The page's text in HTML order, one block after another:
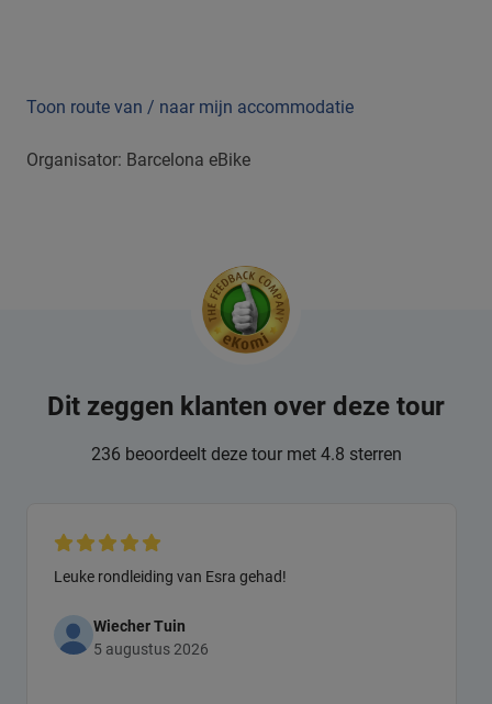
Toon route van / naar mijn accommodatie
Organisator: Barcelona eBike
Dit zeggen klanten over deze tour
236 beoordeelt deze tour met 4.8 sterren
Leuke rondleiding van Esra gehad!
Wiecher Tuin
5 augustus 2026